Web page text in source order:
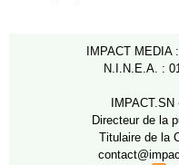
IMPACT
N.I.N.E.A. :
Directeur de la
Titulaire de la